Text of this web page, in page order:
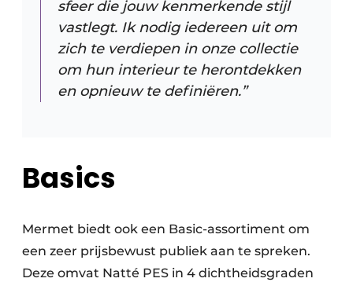
sfeer die jouw kenmerkende stijl
vastlegt. Ik nodig iedereen uit om
zich te verdiepen in onze collectie
om hun interieur te herontdekken
en opnieuw te definiëren.”
Basics
Mermet biedt ook een Basic-assortiment om
een zeer prijsbewust publiek aan te spreken.
Deze omvat Natté PES in 4 dichtheidsgraden